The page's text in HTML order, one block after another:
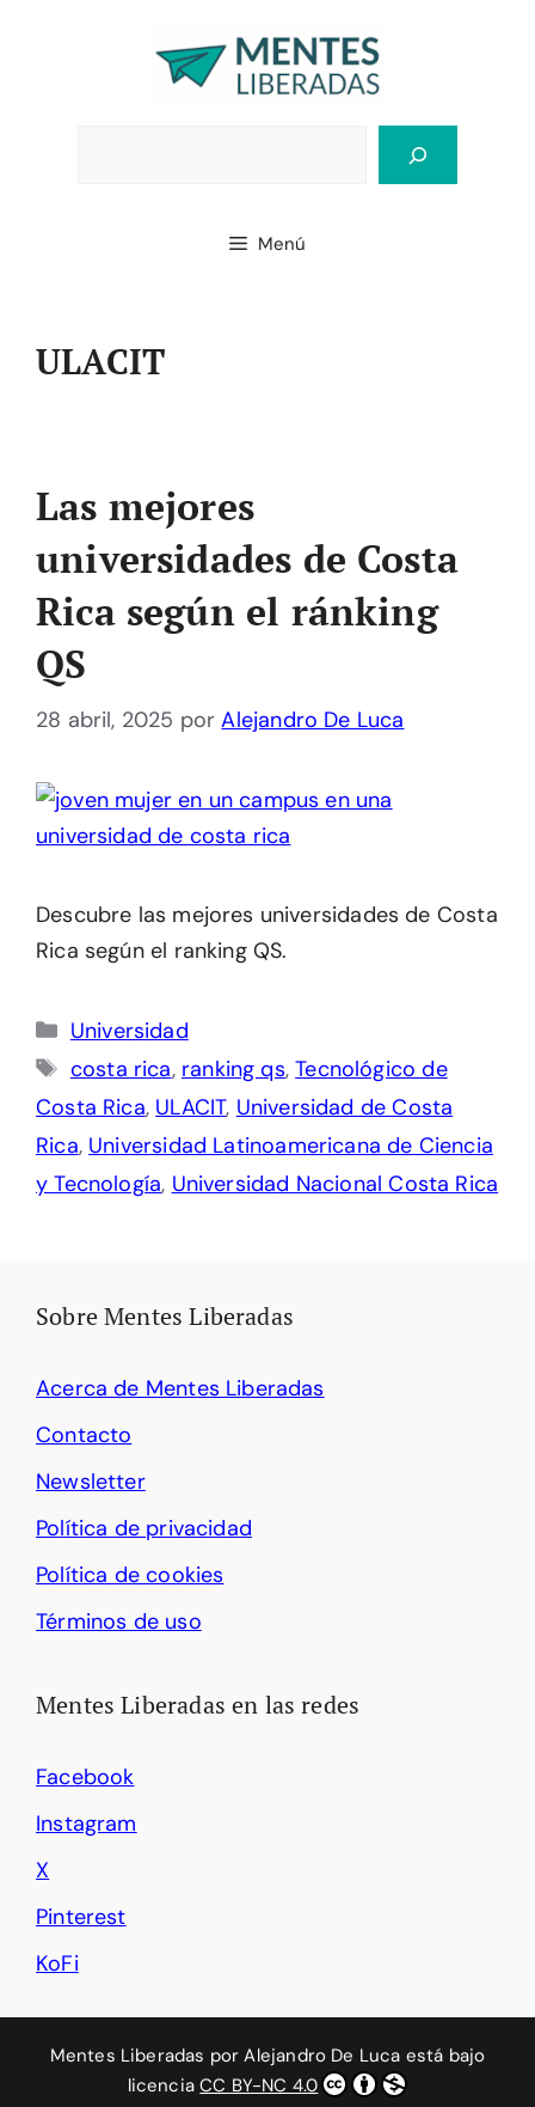
Menú
ULACIT
Las mejores
universidades de Costa
Rica según el ránking
QS
28 abril, 2025 porAlejandro De Luca
Descubre las mejores universidades de Costa
Rica según el ranking QS.
Categorías
Universidad
Etiquetas
costa rica, ranking qs,Tecnológico de
Costa Rica, ULACIT, Universidad de Costa
Rica, Universidad Latinoamericana de Ciencia
y Tecnología, Universidad Nacional Costa Rica
Sobre Mentes Liberadas
Acerca de Mentes Liberadas
Contacto
Newsletter
Política de privacidad
Política de cookies
Términos de uso
Mentes Liberadas en las redes
Facebook
Instagram
X
Pinterest
KoFi
Mentes Liberadas porAlejandro De Luca está bajo
licenciaCC BY-NC 4.0